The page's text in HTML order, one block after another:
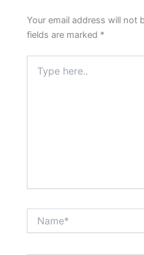
Your email address will not
fields are marked *
here..